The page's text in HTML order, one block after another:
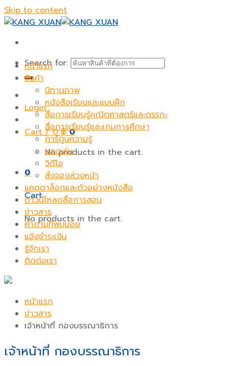
Skip to content
Search for:
Login
Cart /0฿ 0
No products in the cart.
0
Cart
No products in the cart.
หน้าแรก
สินค้า
นิทานภาพ
หนังสือเรียนและแบบฝึก
สื่อการเรียนรู้คณิตศาสตร์และตรรกะ
สื่อการเรียนรู้และเกมการศึกษา
การ์ตูนความรู้
ของเล่น
วิดีโอ
สั่งจองล่วงหน้า
แคตตาล็อกและตัวอย่างหนังสือ
ดาวน์โหลดสื่อการสอน
ข่าวสาร
คำถามที่พบบ่อย
แจ้งชำระเงิน
รู้จักเรา
ติดต่อเรา
หน้าแรก
ข่าวสาร
เจ้าหน้าที่ กองบรรณาธิการ
เจ้าหน้าที่ กองบรรณาธิการ